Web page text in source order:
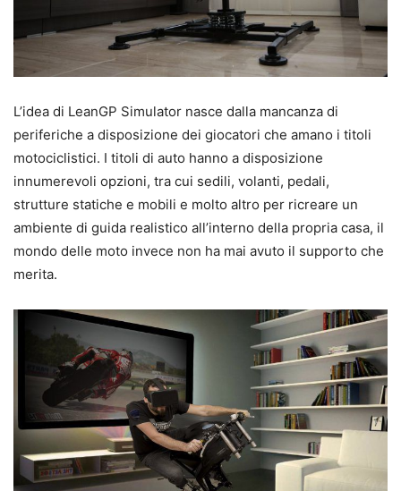
L’idea di LeanGP Simulator nasce dalla mancanza di
periferiche a disposizione dei giocatori che amano i titoli
motociclistici. I titoli di auto hanno a disposizione
innumerevoli opzioni, tra cui sedili, volanti, pedali,
strutture statiche e mobili e molto altro per ricreare un
ambiente di guida realistico all’interno della propria casa, il
mondo delle moto invece non ha mai avuto il supporto che
merita.